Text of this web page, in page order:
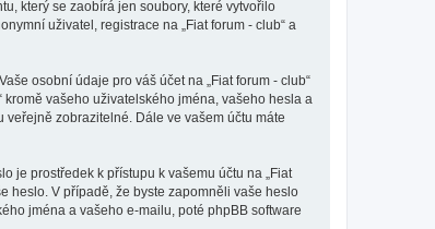
který se zaobírá jen soubory, které vytvořilo
uživatel, registrace na „Fiat forum - club“ a
osobní údaje pro váš účet na „Fiat forum - club“
vašeho uživatelského jména, vašeho hesla a
zobrazitelné. Dále ve vašem účtu máte
je prostředek k přístupu k vašemu účtu na „Fiat
heslo. V případě, že byste zapomněli vaše heslo
jména a vašeho e-mailu, poté phpBB software